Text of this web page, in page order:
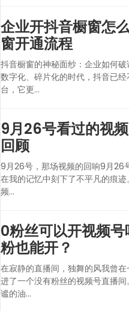
企业开抖音橱窗怎
窗开通流程
抖音橱窗的神秘面纱：企业如何
数字化、碎片化的时代，抖音已
台，它更...
9月26号看过的视
回顾
9月26号，那场视频的回响9月26
在我的记忆中刻下了不平凡的痕
频...
0粉丝可以开视频
粉也能开？
在寂静的直播间，独舞的风我曾
进了一个没有粉丝的视频号直播
谧的油...